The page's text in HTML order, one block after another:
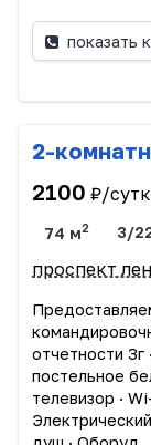
показать
2-
2100 ₽/
74 м2 3/
проспект
отчетности 3г
пocтельное
телевизоp ·